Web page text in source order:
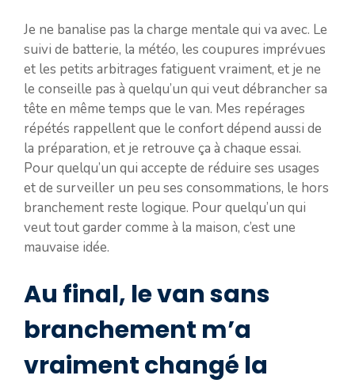
Je ne banalise pas la charge mentale qui va avec. Le
suivi de batterie, la météo, les coupures imprévues
et les petits arbitrages fatiguent vraiment, et je ne
le conseille pas à quelqu’un qui veut débrancher sa
tête en même temps que le van. Mes repérages
répétés rappellent que le confort dépend aussi de
la préparation, et je retrouve ça à chaque essai.
Pour quelqu’un qui accepte de réduire ses usages
et de surveiller un peu ses consommations, le hors
branchement reste logique. Pour quelqu’un qui
veut tout garder comme à la maison, c’est une
mauvaise idée.
Au final, le van sans
branchement m’a
vraiment changé la